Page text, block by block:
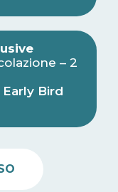
– 2
Bird